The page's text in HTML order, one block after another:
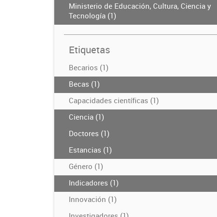
Ministerio de Educación, Cultura, Ciencia y
Tecnología (1)
Etiquetas
Becarios (1)
Becas (1)
Capacidades científicas (1)
Ciencia (1)
Doctores (1)
Estancias (1)
Género (1)
Indicadores (1)
Innovación (1)